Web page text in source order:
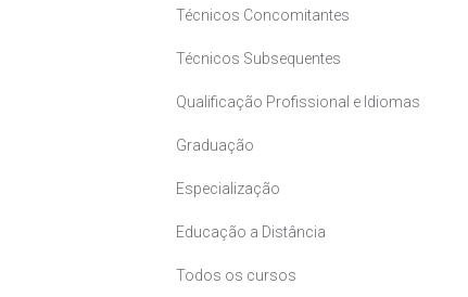
Técnicos Concomitantes
Técnicos Subsequentes
Qualificação Profissional e Idiomas
Graduação
Especialização
Educação a Distância
Todos os cursos